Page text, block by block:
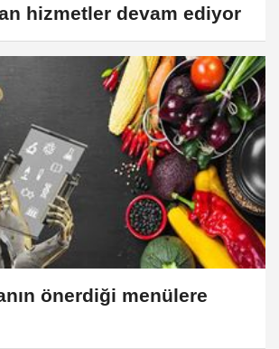
hizmetler devam ediyor
önerdiği menülere